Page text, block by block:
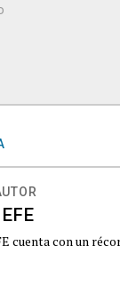
cuenta con un